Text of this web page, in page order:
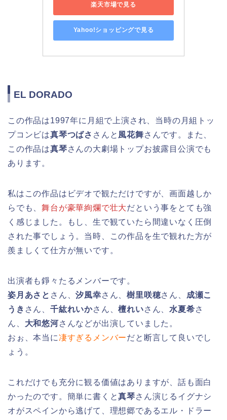
楽天市場で見る
Yahoo!ショッピングで見る
EL DORADO
この作品は1997年に月組で上演され、当時の月組トッ
プコンビは真琴つばさ さんと 風花舞さんです。また、
この作品は真琴さんの大劇場トップお披露目公演でも
あります。
私はこの作品はビデオで観ただけですが、画面越しか
らでも、舞台が豪華絢爛で壮大だという事をとても強
く感じました。もし、生で観ていたら間違いなく圧倒
された事でしょう。当時、この作品を生で観れた方が
羨ましくて仕方が無いです。
出演者も錚々たるメンバーです。
姿月あさと さん、汐風幸さん、樹里咲穂さん、 成瀬こ
うき さん、千紘れいかさん、檀れいさん、 水夏希さ
ん、 大和悠河さんなどが出演していました。
おぉ、本当に凄すぎるメンバーだと断言して良いでし
ょう。
これだけでも充分に観る価値はありますが、話も面白
かったのです。簡単に書くと真琴さん演じるイグナシ
オがスペインから逃げて、理想郷であるエル・ドラー